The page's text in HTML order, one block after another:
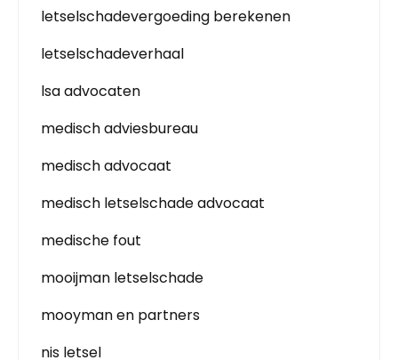
letselschadevergoeding berekenen
letselschadeverhaal
lsa advocaten
medisch adviesbureau
medisch advocaat
medisch letselschade advocaat
medische fout
mooijman letselschade
mooyman en partners
nis letsel